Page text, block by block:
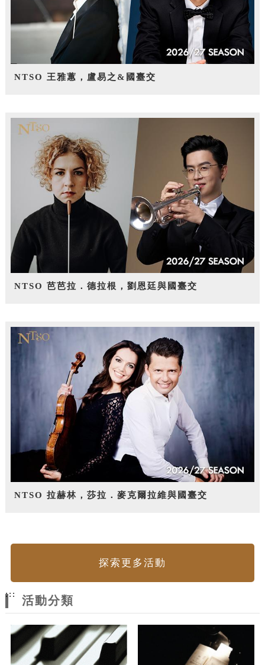
NTSO 王雅蕙，盧易之&國臺交
NTSO 芭芭拉．德拉根，劉恩廷與國臺交
NTSO 拉赫林，莎拉．麥克爾拉維與國臺交
探索更多活動
:::
活動分類